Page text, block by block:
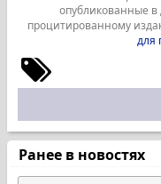
опубликованные
процитированному
для
Ранее в новостях